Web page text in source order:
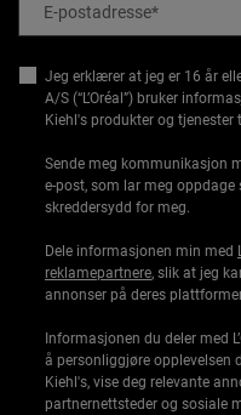
E-postadresse*
Jeg erklærer at jeg er 16 år
A/S (“L’Oréal”) bruker
Kiehl's produkter og tjenester
Sende meg kommunikasjon
e-post, som lar meg
skreddersydd for meg.
Dele informasjonen min med
reklamepartnere, slik at jeg
annonser på deres
Informasjonen du deler med
å personliggjøre opplevelsen
Kiehl's, vise deg relevante
partnernettsteder og sosiale